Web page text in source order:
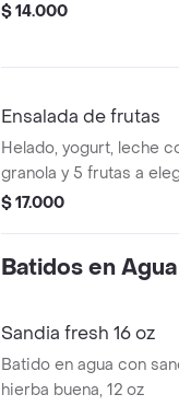
$ 14.000
Ensalada de frutas
Helado, yogurt, leche
granola y 5 frutas a
$ 17.000
Batidos en Agua
Sandia fresh 16 oz
Batido en agua con
hierba buena, 12 oz